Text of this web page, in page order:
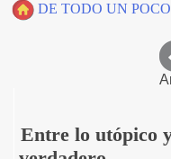
DE TODO UN
Entre lo utópico